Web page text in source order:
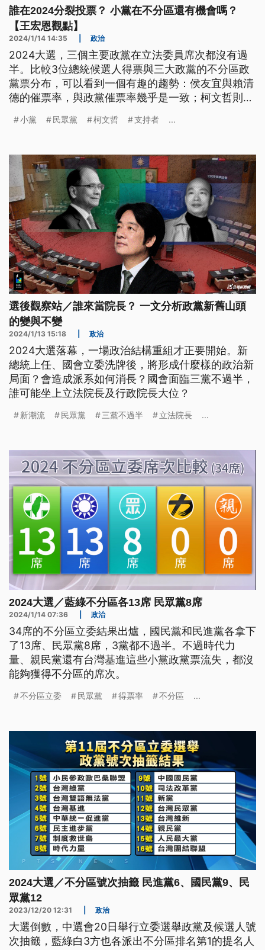
誰在2024分裂投票？ 小黨在不分區還有機會嗎？
【王宏恩觀點】
2024/1/14 14:35 政治
2024大選，三個主要政黨在立法委員席次都沒有過
半。比較3位總統候選人得票與三大政黨的不分區政
黨票分布，可以看到一個有趣的趨勢：侯友宜與賴清
德的催票率，與政黨催票率幾乎是一致；柯文哲則獲
支持者存在顯著的分裂投票現象。
小黨 民眾黨 柯文哲 支持者 ...
選後觀察站／誰來當院長？ 一文分析政黨新舊山頭
的變與不變
2024/1/13 15:18 政治
2024大選落幕，一場政治結構重組才正要開始。新
總統上任、國會立委洗牌後，將形成什麼樣的政治新
局面？會造成派系如何消長？國會面臨三黨不過半，
誰可能坐上立法院長及行政院長大位？
新潮流 民眾黨 三黨不過半 立法院長 ...
2024大選／藍綠不分區各13席 民眾黨8席
2024/1/14 07:36 政治
34席的不分區立委結果出爐，國民黨和民進黨各拿下
了13席、民眾黨8席，3黨都不過半。不過時代力
量、親民黨還有台灣基進這些小黨政黨票流失，都沒
能夠獲得不分區的席次。
不分區立委 民眾黨 得票率 不分區 ...
2024大選／不分區號次抽籤 民進黨6、國民黨9、民
眾黨12
2023/12/20 12:31 政治
大選倒數，中選會20日舉行立委選舉政黨及候選人號
次抽籤，藍綠白3方也各派出不分區排名第1的提名人